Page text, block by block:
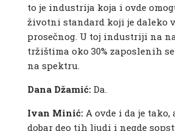
to je industrija koja i ovde
životni standard koji je daleko
prosečnog. U toj industriji na
tržištima oko 30% zaposlenih
na spektru.
Dana Džamić: Da.
Ivan Minić:A ovde i da je tako,
dobar deo tih ljudi i negde